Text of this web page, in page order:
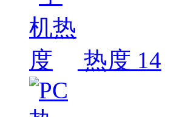
热度 14